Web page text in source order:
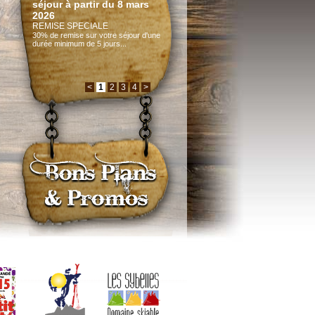
pur...
Hotel Plein Sud aux Pieds des
Pistes
Profitez d'un emplacement idéal pour
votre séjour......
< 1 2 3 4 >